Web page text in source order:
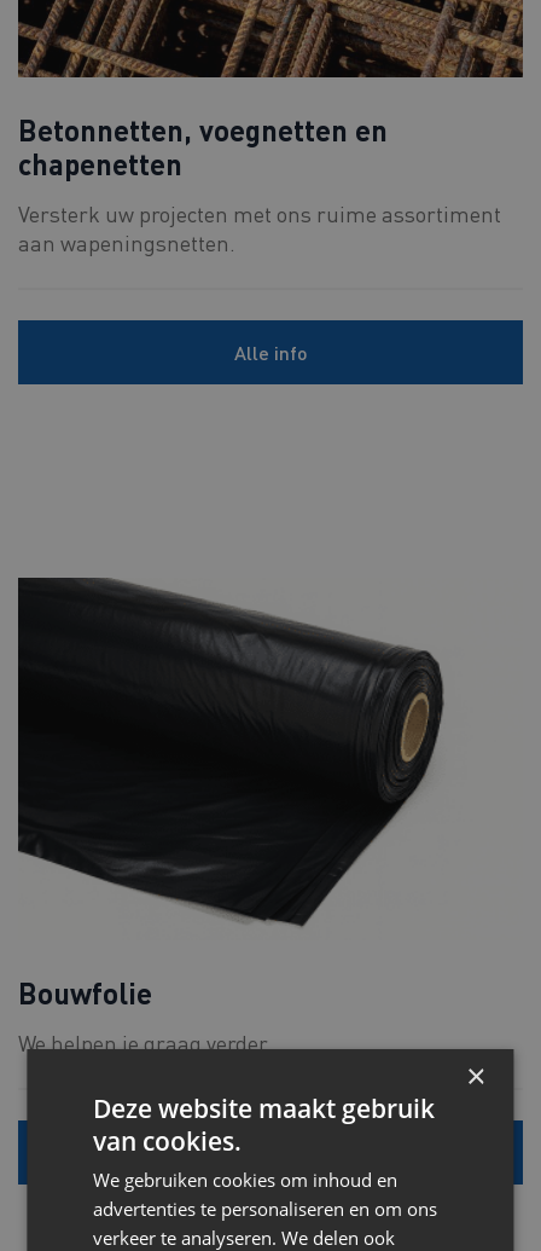
Betonnetten, voegnetten en
chapenetten
Versterk uw projecten met ons ruime assortiment
aan wapeningsnetten.
Alle info
Bouwfolie
We helpen je graag verder.
Alle info
×
Deze website maakt gebruik
van cookies.
We gebruiken cookies om inhoud en
advertenties te personaliseren en om ons
verkeer te analyseren. We delen ook